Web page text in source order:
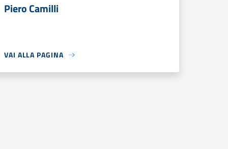
Piero Camilli
VAI ALLA PAGINA